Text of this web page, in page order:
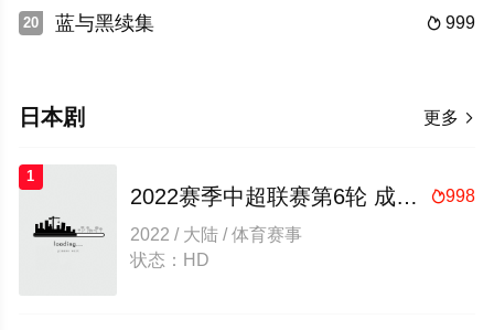
20  999
蓝与黑续集
更多 
日本剧
1
998
2022赛季中超联赛第6轮 成都蓉城vs深圳队
2022 / 大陆 / 体育赛事
状态：HD